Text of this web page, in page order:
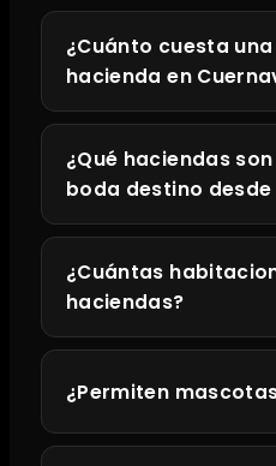
¿Cuánto cuesta
hacienda en
¿Qué haciendas
boda destino desde
¿Cuántas
haciendas?
¿Permiten